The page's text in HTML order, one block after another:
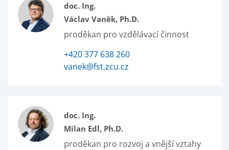
doc. Ing.
Václav Vaněk, Ph.D.
proděkan pro vzdělávací činnost
+420 377 638 260
vanek@fst.zcu.cz
doc. Ing.
Milan Edl, Ph.D.
proděkan pro rozvoj a vnější vztahy